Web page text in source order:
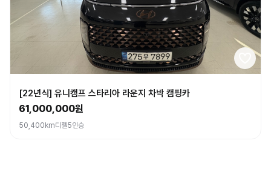
[22년식] 유니캠프 스타리아 라운지 차박 캠핑카
61,000,000원
50,400km디젤5인승